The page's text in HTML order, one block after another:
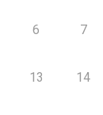
6 7
13 14